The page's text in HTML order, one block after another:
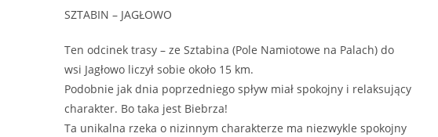
SZTABIN – JAGŁOWO
Ten odcinek trasy – ze Sztabina (Pole Namiotowe na Palach) do
wsi Jagłowo liczył sobie około 15 km.
Podobnie jak dnia poprzedniego spływ miał spokojny i relaksujący
charakter. Bo taka jest Biebrza!
Ta unikalna rzeka o nizinnym charakterze ma niezwykle spokojny